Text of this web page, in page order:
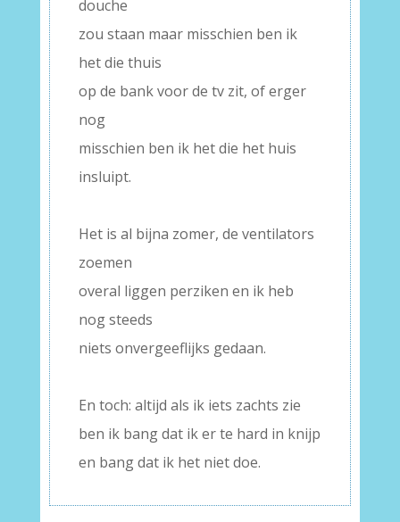
douche
zou staan maar misschien ben ik
het die thuis
op de bank voor de tv zit, of erger
nog
misschien ben ik het die het huis
insluipt.
Het is al bijna zomer, de ventilators
zoemen
overal liggen perziken en ik heb
nog steeds
niets onvergeeflijks gedaan.
En toch: altijd als ik iets zachts zie
ben ik bang dat ik er te hard in knijp
en bang dat ik het niet doe.